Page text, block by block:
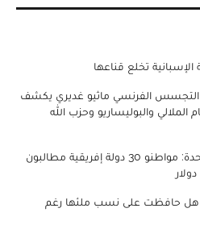
الإسبانية تخلع قناعها
الفرنسي ماثيو غديري يكشف
والبوليساريو وحزب الله
تأشيرة الدخول للولايات المتحدة: مواطنو 30 دولة إفريقية مطالبون
هل حافظت على نسب ملئها رغم